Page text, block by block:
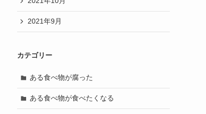
2021年9月
カテゴリー
ある食べ物が腐った
ある食べ物が食べたくなる